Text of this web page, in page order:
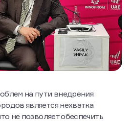
на пути внедрения
является нехватка
не позволяет обеспечить